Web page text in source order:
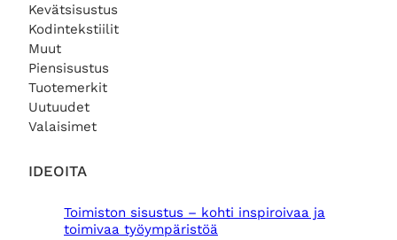
Kevätsisustus
Kodintekstiilit
Muut
Piensisustus
Tuotemerkit
Uutuudet
Valaisimet
IDEOITA
Toimiston sisustus – kohti inspiroivaa ja
toimivaa työympäristöä